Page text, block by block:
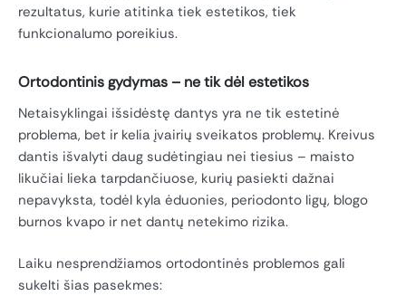
rezultatus, kurie atitinka tiek estetikos, tiek
funkcionalumo poreikius.
Ortodontinis gydymas – ne tik dėl estetikos
Netaisyklingai išsidėstę dantys yra ne tik estetinė
problema, bet ir kelia įvairių sveikatos problemų. Kreivus
dantis išvalyti daug sudėtingiau nei tiesius – maisto
likučiai lieka tarpdančiuose, kurių pasiekti dažnai
nepavyksta, todėl kyla ėduonies, periodonto ligų, blogo
burnos kvapo ir net dantų netekimo rizika.
Laiku nesprendžiamos ortodontinės problemos gali
sukelti šias pasekmes: